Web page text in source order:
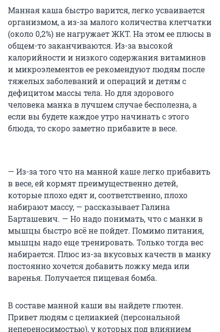
Манная каша быстро варится, легко усваивается
организмом, а из-за малого количества клетчатки
(около 0,2%) не нагружает ЖКТ. На этом ее плюсы в
общем-то заканчиваются. Из-за высокой
калорийности и низкого содержания витаминов
и микроэлементов ее рекомендуют людям после
тяжелых заболеваний и операций и детям с
дефицитом массы тела. Но для здорового
человека манка в лучшем случае бесполезна, а
если вы будете каждое утро начинать с этого
блюда, то скоро заметно прибавите в весе.
— Из-за того что на манной каше легко прибавить
в весе, ей кормят преимущественно детей,
которые плохо едят и, соответственно, плохо
набирают массу, — рассказывает Галина
Барташевич. — Но надо понимать, что с манки в
мышцы быстро всё не пойдет. Помимо питания,
мышцы надо еще тренировать. Только тогда вес
набирается. Плюс из-за вкусовых качеств в манку
постоянно хочется добавить ложку меда или
варенья. Получается пищевая бомба.
В составе манной каши вы найдете глютен.
Привет людям с целиакией (персональной
непереносимостью), у которых под влиянием